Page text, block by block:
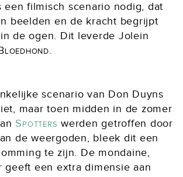
een filmisch scenario nodig, dat
beelden en de kracht begrijpt
de ogen. Dit leverde Jolein
.
scenario van Don Duyns
maar toen midden in de zomer
Spotters werden getroffen door
de weergoden, bleek dit een
te zijn. De mondaine,
geeft een extra dimensie aan